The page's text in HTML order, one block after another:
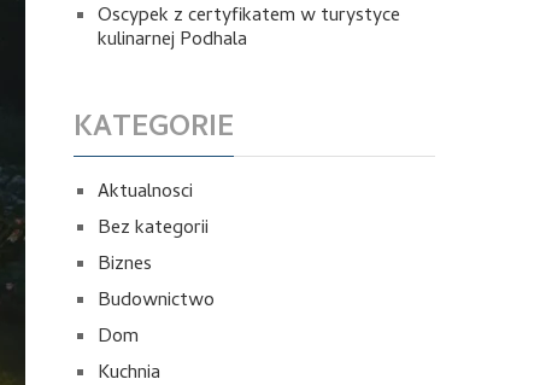
Oscypek z certyfikatem w turystyce
kulinarnej Podhala
KATEGORIE
Aktualnosci
Bez kategorii
Biznes
Budownictwo
Dom
Kuchnia